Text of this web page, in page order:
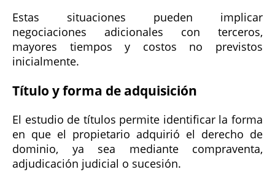
Estas situaciones pueden implicar
negociaciones adicionales con terceros,
mayores tiempos y costos no previstos
inicialmente.
Título y forma de adquisición
El estudio de títulos permite identificar la forma
en que el propietario adquirió el derecho de
dominio, ya sea mediante compraventa,
adjudicación judicial o sucesión.